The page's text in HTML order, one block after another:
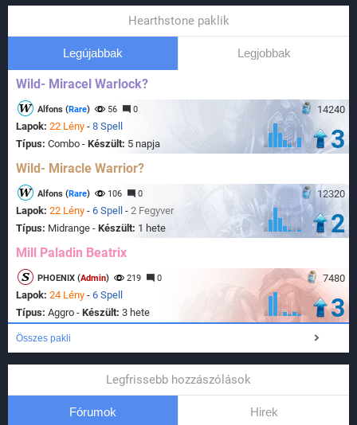
Hearthstone paklik
Legújabbak Legjobbak
Wild- Miracel Warlock?
14240
Alfons (Rare) 56 0
Lapok: 22 Lény - 8 Spell
Típus: Combo - Készült: 5 napja 3
Wild- Miracle Warrior?
12320
Alfons (Rare) 106 0
Lapok: 22 Lény - 6 Spell - 2 Fegyver
Típus: Midrange - Készült: 1 hete 2
Mill Paladin Beatrix
7480
PHOENIX (Admin) 219 0
Lapok: 24 Lény - 6 Spell
Típus: Aggro - Készült: 3 hete 3
Összes pakli
Legfrissebb hozzászólások
Fórumok Hirek